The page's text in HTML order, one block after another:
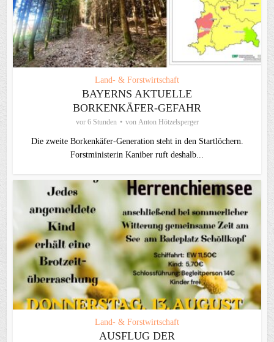
Land- & Forstwirtschaft
BAYERNS AKTUELLE
BORKENKÄFER-GEFAHR
vor 6 Stunden von Anton Hötzelsperger
Die zweite Borkenkäfer-Generation steht in den Startlöchern.
Forstministerin Kaniber ruft deshalb...
Land- & Forstwirtschaft
AUSFLUG DER